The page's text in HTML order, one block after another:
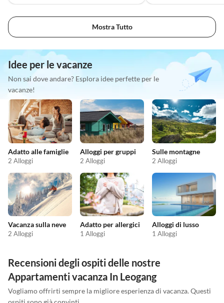
Mostra Tutto
Idee per le vacanze
Non sai dove andare? Esplora idee perfette per le
vacanze!
Adatto alle famiglie
2 Alloggi
Alloggi per gruppi
2 Alloggi
Sulle montagne
2 Alloggi
Vacanza sulla neve
2 Alloggi
Adatto per allergici
1 Alloggi
Alloggi di lusso
1 Alloggi
Recensioni degli ospiti delle nostre
Appartamenti vacanza In Leogang
Vogliamo offrirti sempre la migliore esperienza di vacanza. Questi